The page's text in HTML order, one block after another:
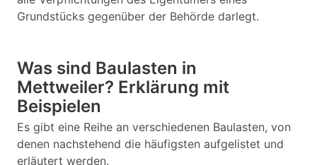
Grundstücks gegenüber der Behörde darlegt.
Was sind Baulasten in
Mettweiler? Erklärung mit
Beispielen
Es gibt eine Reihe an verschiedenen Baulasten, von
denen nachstehend die häufigsten aufgelistet und
erläutert werden.